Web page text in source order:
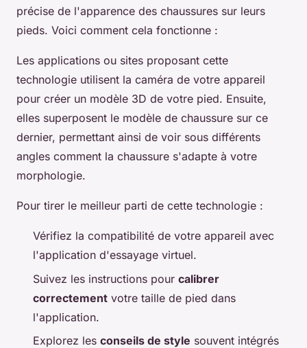
précise de l'apparence des chaussures sur leurs
pieds. Voici comment cela fonctionne :
Les applications ou sites proposant cette
technologie utilisent la caméra de votre appareil
pour créer un modèle 3D de votre pied. Ensuite,
elles superposent le modèle de chaussure sur ce
dernier, permettant ainsi de voir sous différents
angles comment la chaussure s'adapte à votre
morphologie.
Pour tirer le meilleur parti de cette technologie :
Vérifiez la compatibilité de votre appareil avec
l'application d'essayage virtuel.
Suivez les instructions pour calibrer
correctement votre taille de pied dans
l'application.
Explorez les conseils de style souvent intégrés